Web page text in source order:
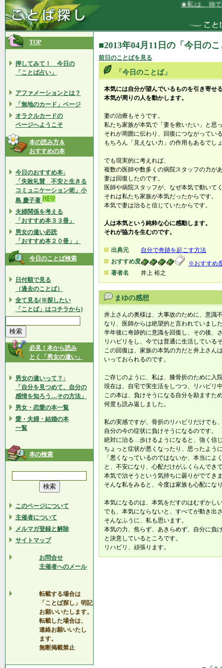
★私は、待て
TOP
押してみて！ 今日の
「ことば占い」
アファメーションとは？
「無地のカード」ページ
オラクルカードの
ページへようこそ
本の読み方＆
おすすめの本
今日のおすすめ本↓
「失敗礼賛 不安と生きる
コミュニケーション術」小
島 慶子著
夫婦関係を考える
「おすすめ本３３冊」
男女の違い必読
「おすすめ本２０冊」」
今日のことば検索
日付順で見る
（過去のことば）
全て見る(※探したい
「ことば」はコチラから)
必見！本から読み
とく「男女の違い」
男女の違いって？↓
「自分を見つめて、自分の
感情を知ろう…その方法」
男女・恋愛の本一覧
愛・夫婦・結婚の本
一覧
本の検索
このページについて
主催者について
メルマガ登録と解除
サイトマップ
お問合せ
主催者へのメール
転載する場合は
「ことば探し」明記
お願いいたします。
転載した場合は、
連絡お願いいたし
ます。
無断掲載禁止
■2013年04月11日の「今日の
前日のことばを見る
「今日のことば」
本気には自分が望んでいるものを引き寄せ
本気が周りの人を動かします。
妻の治療もそうです。
私たち家族が本気で「妻を救いたい」と思
それが周囲に伝わり、回復につながってい
もちろん「見えない力」の作用もあるでし
でも現実的に考えれば、
複数の医師や数多くの病院スタッフの力が
妻は回復したのです。
医師や病院スタッフが、なぜ本気で動いて
それは私たち家族が本気だったからです。
本気で妻は治ると信じていたからです。
人は本気という純粋な心に感動します。
それが協力を生むのです。
出典元
自分で奇跡を起こす方法
おすすめ度
※おすすめ
著者名
井上 裕之
まゆの感想
井上さんの奥様は、大事故のために、意識
なり、医師からは絶望的と言われていまし
半年後に奇跡的に意識を回復し、その後、
リハビリをし、今では普通に生活している
この回復は、家族の本気の力だと井上さん
いっておられるのです。
ご存じのように、私は、膝骨折のために入
現在は、自宅で実生活をしつつ、リハビリ
この本は、負けそうになる自分を励ますた
何度も読み返しました。
私の実感ですが、骨折のリハビリだけでも
自分の今の症状に負けそうになるのです。
絶対に治る…歩けるようになると、強く信
ちょっと症状が悪くなったり、思ったよう
「悪くなっているのではないか、本当によ
と、不安になり、心配だけがふくらんでき
本気で治そうという気持ちに曇りがでてき
そんな私をみると、今度は家族も心配にな
本気になるのは、本気をだすのはむずかし
でも、本気にならないと、すべてが動き出
そんなふうに、私も思います。
本気の力、焦らず、あきらめず、自分に負
と決意しているところです。
リハビリ、頑張ります。